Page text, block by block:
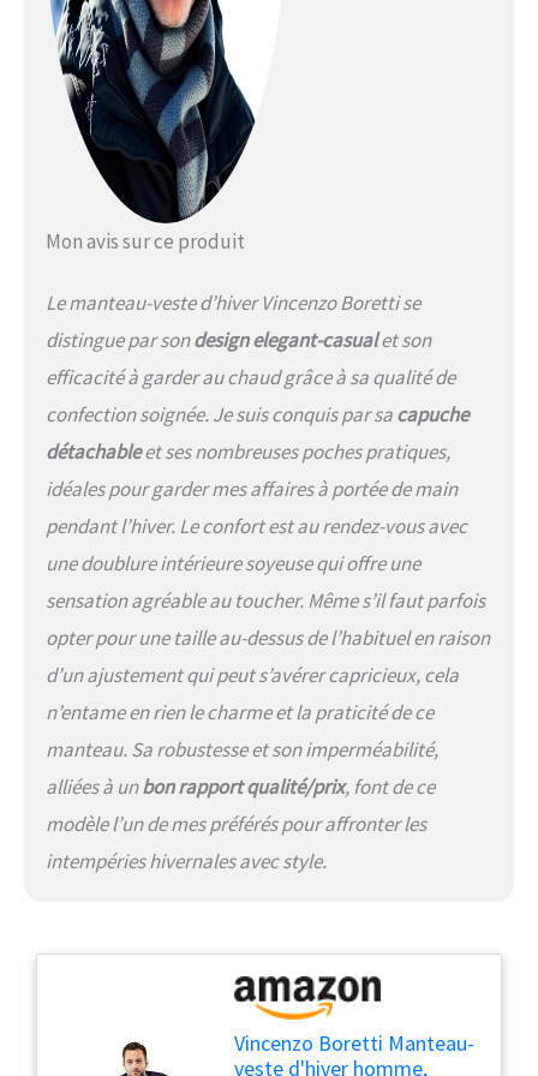
Mon avis sur ce produit
Le manteau-veste d’hiver Vincenzo Boretti se
distingue par sondesign elegant-casualet son
efficacité à garder au chaud grâce à sa qualité de
confection soignée. Je suis conquis par sacapuche
détachableet ses nombreuses poches pratiques,
idéales pour garder mes affaires à portée de main
pendant l’hiver. Le confort est au rendez-vous avec
une doublure intérieure soyeuse qui offre une
sensation agréable au toucher. Même s’il faut parfois
opter pour une taille au-dessus de l’habituel en raison
d’un ajustement qui peut s’avérer capricieux, cela
n’entame en rien le charme et la praticité de ce
manteau. Sa robustesse et son imperméabilité,
alliées à unbon rapport qualité/prix, font de ce
modèle l’un de mes préférés pour affronter les
intempéries hivernales avec style.
Vincenzo Boretti Manteau-
veste d'hiver homme,